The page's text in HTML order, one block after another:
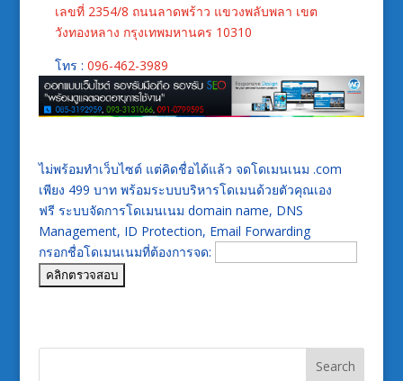
เลขที่ 2354/8 ถนนลาดพร้าว แขวงพลับพลา เขต
วังทองหลาง กรุงเทพมหานคร 10310
โทร : 096-462-3989
ไม่พร้อมทำเว็บไซต์ แต่คิดชื่อได้แล้ว จดโดเมนเนม .com
เพียง 499 บาท พร้อมระบบบริหารโดเมนด้วยตัวคุณเอง
ฟรี ระบบจัดการโดเมนเนม domain name, DNS
Management, ID Protection, Email Forwarding
กรอกชื่อโดเมนเนมที่ต้องการจด: